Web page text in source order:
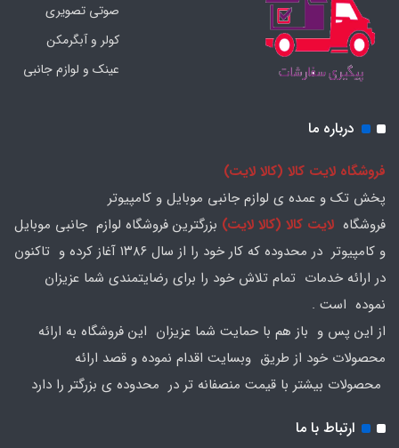
صوتی تصویری
کولر و آبگرمکن
عینک و لوازم جانبی
درباره ما
فروشگاه لایت کالا (کالا لایت)
پخش تک و عمده ی لوازم جانبی موبایل و کامپیوتر
فروشگاه لایت کالا (کالا لایت) بزرگترین فروشگاه لوازم جانبی موبایل
و کامپیوتر در محدوده که کار خود را از سال ۱۳۸۶ آغاز کرده و تاکنون
در ارائه خدمات تمام تلاش خود را برای رضایتمندی شما عزیزان
نموده است .
از این پس و باز هم با حمایت شما عزیزان این فروشگاه به ارائه
محصولات خود از طریق وبسایت اقدام نموده و قصد ارائه
محصولات بیشتر با قیمت منصفانه تر در محدوده ی بزرگتر را دارد
ارتباط با ما